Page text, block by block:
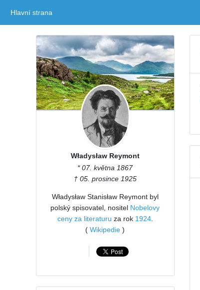
Hlavní strana
Władysław Reymont
* 07. května 1867
† 05. prosince 1925
Władysław Stanisław Reymont byl
polský spisovatel, nositel Nobelovy
ceny za literaturu za rok 1924.
(Wikipedie )